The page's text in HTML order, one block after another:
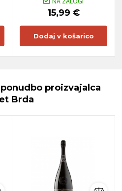
15,99 €
Dodaj v košarico
proizvajalca
Brda